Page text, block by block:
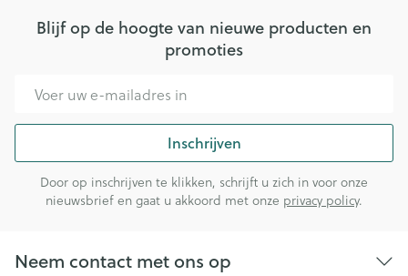
Blijf op de hoogte van nieuwe producten en
promoties
Inschrijven
Door op inschrijven te klikken, schrijft u zich in voor onze
nieuwsbrief en gaat u akkoord met onze privacy policy.
Neem contact met ons op